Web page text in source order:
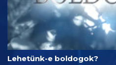
Lehetünk-e boldogok?